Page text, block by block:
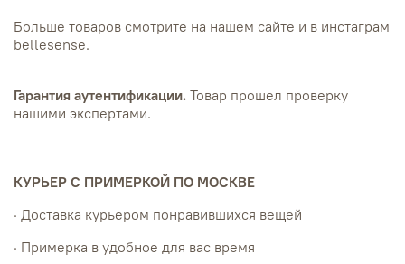
Больше товаров смотрите на нашем сайте и в инстаграм
bellesense.
Гарантия аутентификации. Товар прошел проверку
нашими экспертами.
КУРЬЕР С ПРИМЕРКОЙ ПО МОСКВЕ
· Доставка курьером понравившихся вещей
· Примерка в удобное для вас время